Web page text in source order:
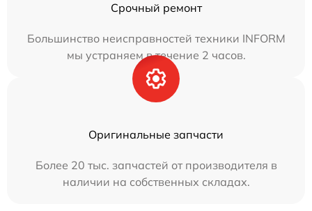
Срочный ремонт
Большинство неисправностей техники INFORM
мы устраняем в течение 2 часов.
Оригинальные запчасти
Более 20 тыс. запчастей от производителя в
наличии на собственных складах.